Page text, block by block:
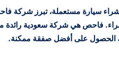
شراء سيارة مستعملة، تبرز شركة
فاحص هي شركة سعودية رائدة
الحصول على أفضل صفقة ممكنة.